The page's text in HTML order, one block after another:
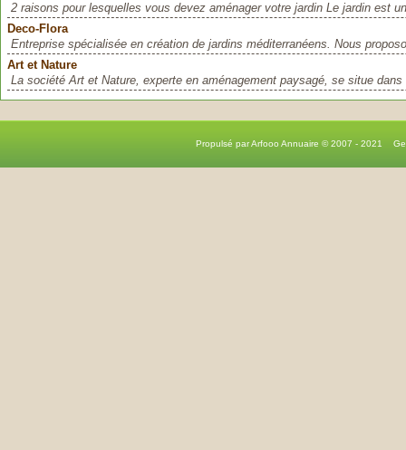
2 raisons pour lesquelles vous devez aménager votre jardin Le jardin est
Deco-Flora
Entreprise spécialisée en création de jardins méditerranéens. Nous
Art et Nature
La société Art et Nature, experte en aménagement paysagé, se situe
Propulsé par Arfooo Annuaire © 2007 - 2021